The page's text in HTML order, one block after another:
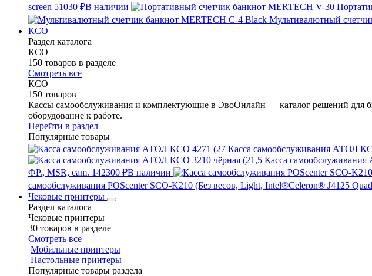
screen 51030 ₽В наличии
Мультивалютный
КСО
Раздел каталога
КСО
150 товаров в разделе
Смотреть все
КСО
150 товаров
Кассы самообслуживания и комплектующие в ЭвоОнлайн — каталог решений для
оборудование к работе.
Перейти в раздел
Популярные товары
Касса самообслуживания АТОЛ
Касса
ФР., MSR, cam. 142300 ₽В наличии
самообслуживания POScenter SCO-K210 (Без весов, Light, Intel®Celeron® J4125
Чековые принтеры
Раздел каталога
Чековые принтеры
30 товаров в разделе
Смотреть все
Мобильные принтеры
Настольные принтеры
Популярные товары раздела